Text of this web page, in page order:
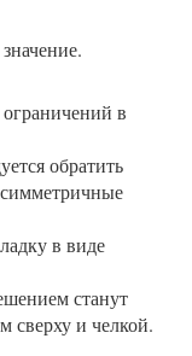
в
обратить
в виде
станут
сверху и челкой.